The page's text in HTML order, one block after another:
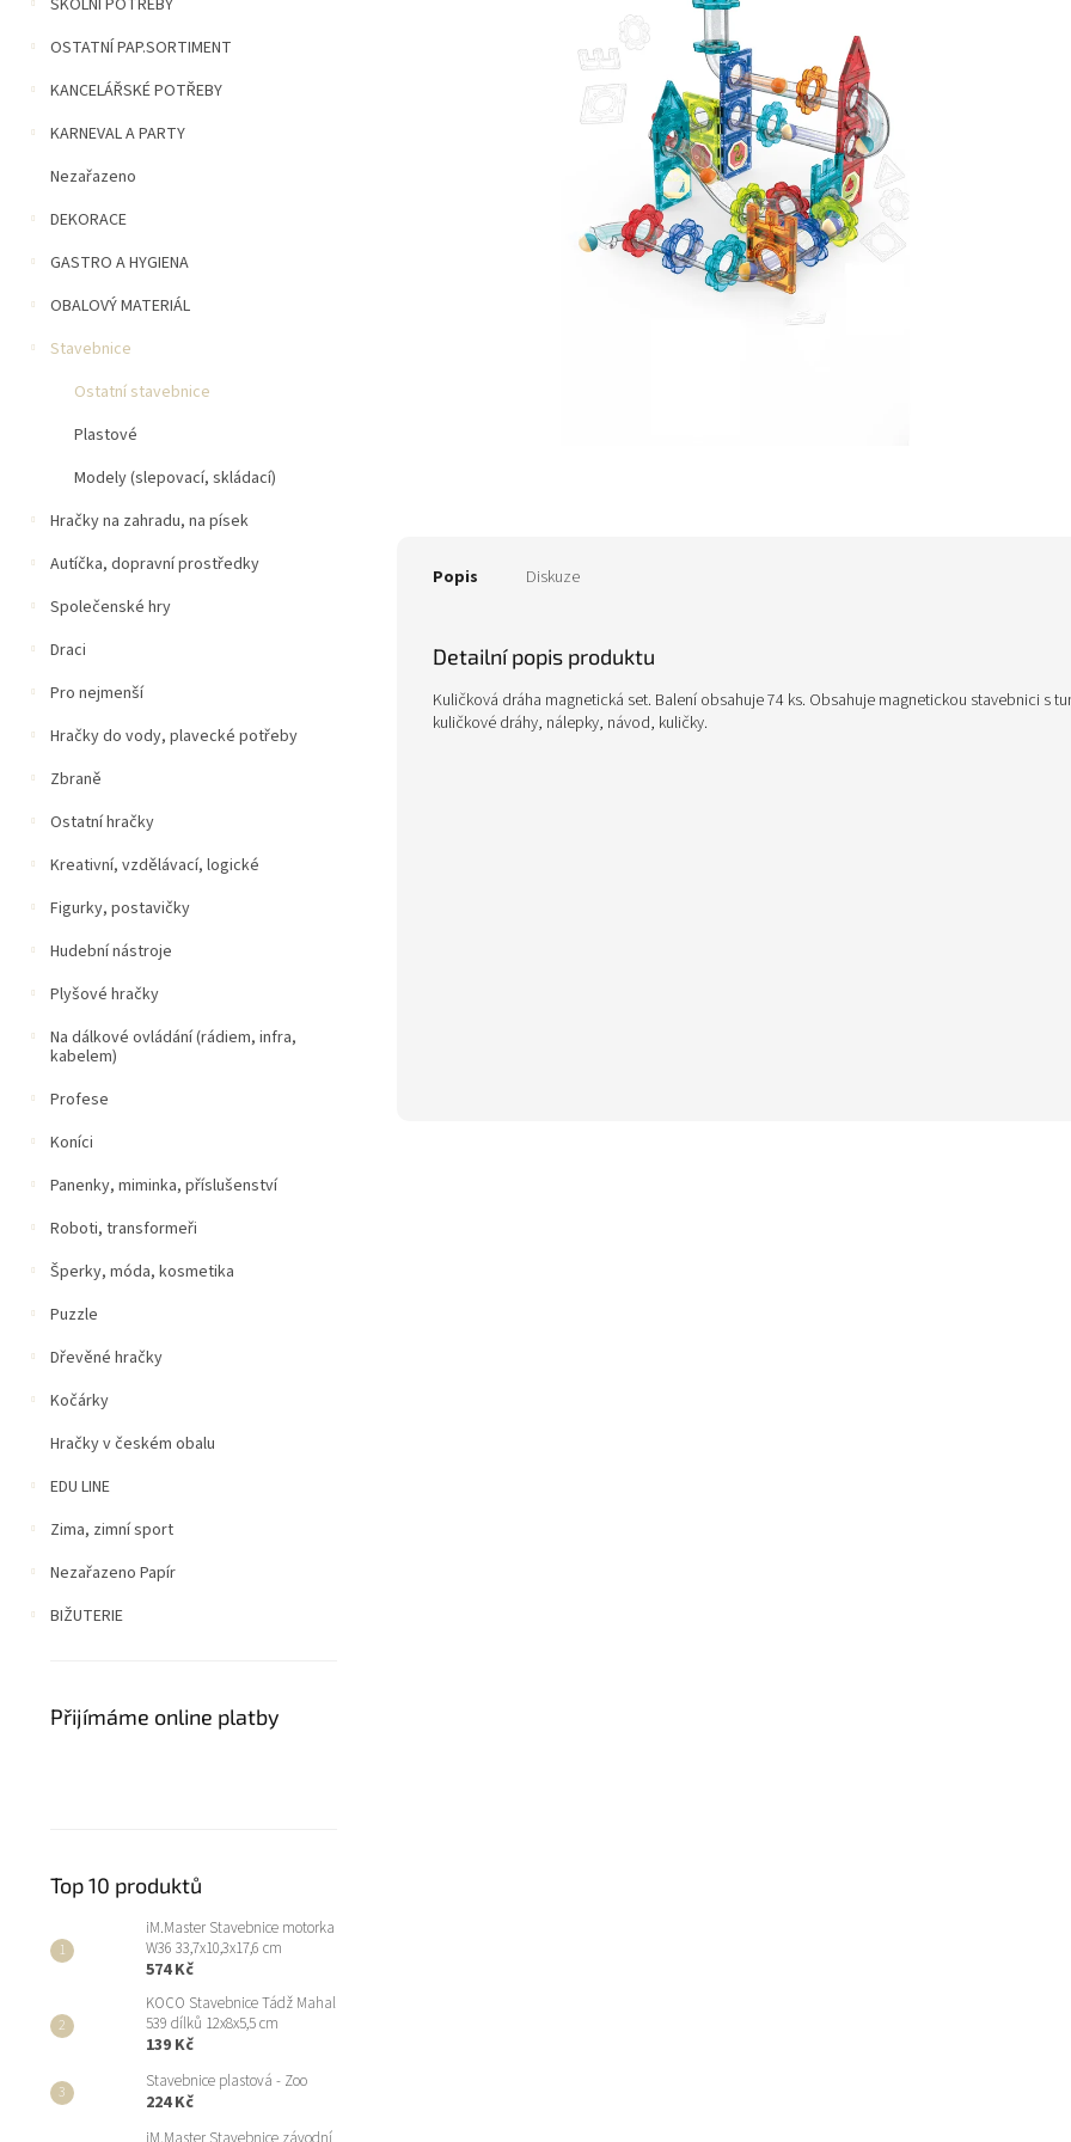
p
a
e
ŠKOLNÍ POTŘEBY
OSTATNÍ PAP.SORTIMENT
KANCELÁŘSKÉ POTŘEBY
KARNEVAL A PARTY
Nezařazeno
DEKORACE
GASTRO A HYGIENA
OBALOVÝ MATERIÁL
Stavebnice
Ostatní stavebnice
Plastové
Modely (slepovací, skládací)
Hračky na zahradu, na písek
Autíčka, dopravní prostředky
Společenské hry
Draci
Pro nejmenší
Hračky do vody, plavecké potřeby
Zbraně
Ostatní hračky
Kreativní, vzdělávací, logické
Figurky, postavičky
Hudební nástroje
Plyšové hračky
Na dálkové ovládání (rádiem, infra,
kabelem)
Profese
Koníci
Panenky, miminka, příslušenství
Roboti, transformeři
Šperky, móda, kosmetika
Puzzle
Dřevěné hračky
Kočárky
Hračky v českém obalu
EDU LINE
Zima, zimní sport
Nezařazeno Papír
BIŽUTERIE
Přijímáme online platby
Top 10 produktů
iM.Master Stavebnice motorka
W36 33,7x10,3x17,6 cm
574 Kč
KOCO Stavebnice Tádž Mahal
539 dílků 12x8x5,5 cm
139 Kč
Stavebnice plastová - Zoo
224 Kč
Popis Diskuze
Detailní popis produktu
Kuličková dráha magnetická set. Balení obsahuje 74 ks. Obsahuje magnetickou stavebnici s
kuličkové dráhy, nálepky, návod, kuličky.